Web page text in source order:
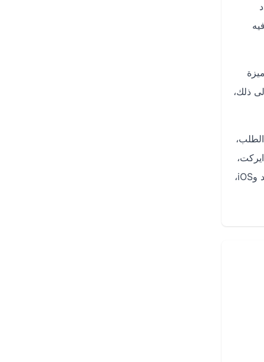
ذلك،
واحجز تذكرتك ذهاب وعودة بأفضل سعر ممكن، مع تجربة حجز سلسة وسريعة على الموقع أو عبر تطبيق دايركت على الأندرويد وiOS،